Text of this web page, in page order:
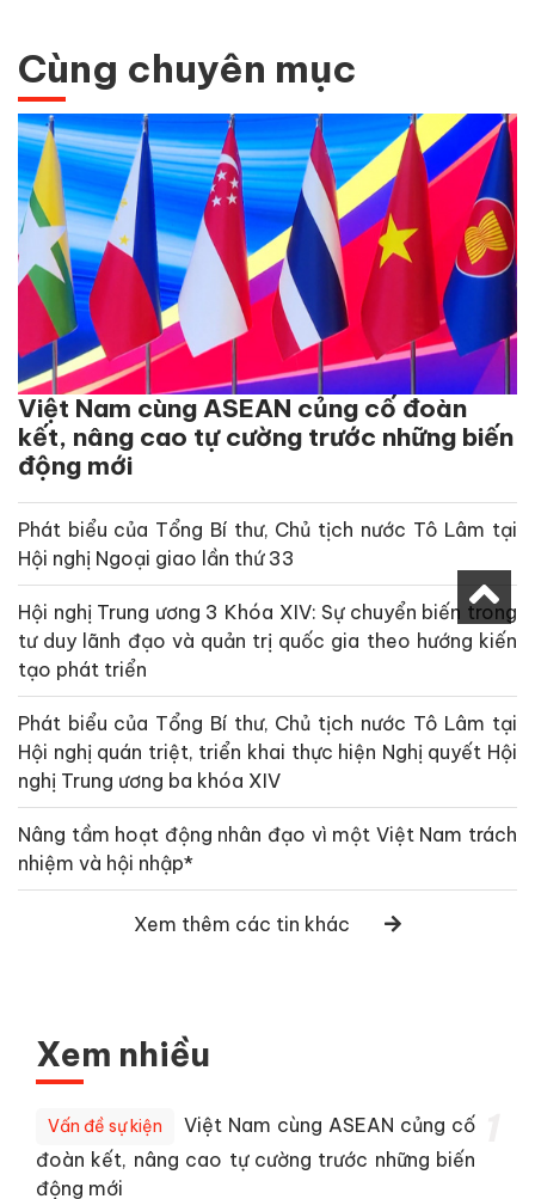
Cùng chuyên mục
Việt Nam cùng ASEAN củng cố đoàn
kết, nâng cao tự cường trước những biến
động mới
Phát biểu của Tổng Bí thư, Chủ tịch nước Tô Lâm tại
Hội nghị Ngoại giao lần thứ 33
Hội nghị Trung ương 3 Khóa XIV: Sự chuyển biến trong
tư duy lãnh đạo và quản trị quốc gia theo hướng kiến
tạo phát triển
Phát biểu của Tổng Bí thư, Chủ tịch nước Tô Lâm tại
Hội nghị quán triệt, triển khai thực hiện Nghị quyết Hội
nghị Trung ương ba khóa XIV
Nâng tầm hoạt động nhân đạo vì một Việt Nam trách
nhiệm và hội nhập*
Xem thêm các tin khác
Xem nhiều
Vấn đề sự kiện
Việt Nam cùng ASEAN củng cố
đoàn kết, nâng cao tự cường trước những biến
động mới